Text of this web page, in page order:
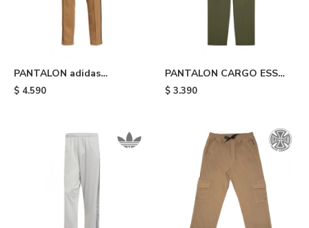
PANTALON adidas
ADICOLOR CLASSICS -
$ 4.590
PANTALON CARGO ESS
WOVEN - 81
$ 3.390